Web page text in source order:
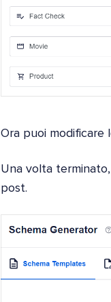
Ora puoi modificare
Una volta
post.